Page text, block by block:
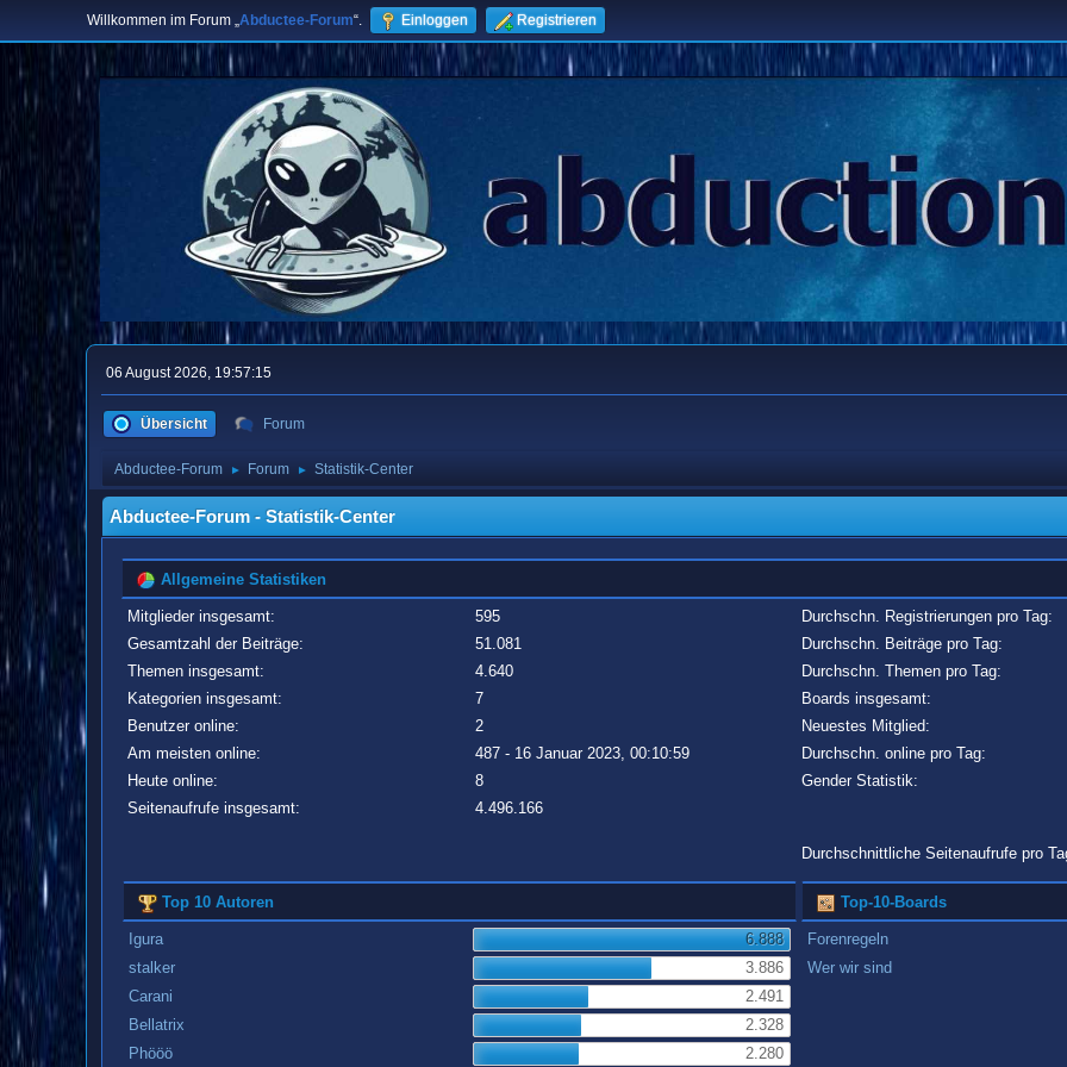
Willkommen im Forum „Abductee-Forum“. Einloggen Registrieren
06 August 2026, 19:57:15
Übersicht Forum
Abductee-Forum ► Forum ► Statistik-Center
Abductee-Forum - Statistik-Center
Allgemeine Statistiken
Mitglieder insgesamt:
595
Gesamtzahl der Beiträge:
51.081
Themen insgesamt:
4.640
Kategorien insgesamt:
7
Benutzer online:
2
Am meisten online:
487 - 16 Januar 2023, 00:10:59
Heute online:
8
Seitenaufrufe insgesamt:
4.496.166
Durchschn. Registrierungen pro Tag:
Durchschn. Beiträge pro Tag:
Durchschn. Themen pro Tag:
Boards insgesamt:
Neuestes Mitglied:
Durchschn. online pro Tag:
Gender Statistik:
Durchschnittliche Seitenaufrufe pro
Top 10 Autoren
Igura
6.888
stalker
3.886
Carani
2.491
Bellatrix
2.328
Phööö
2.280
Top-10-Boards
Forenregeln
Wer wir sind